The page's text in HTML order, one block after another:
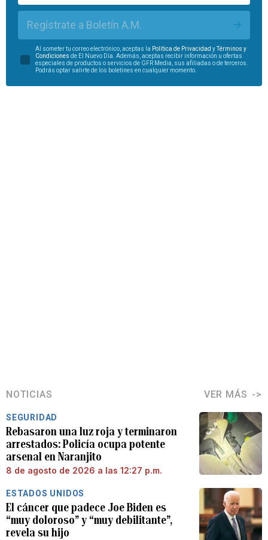
Regístrate a Boletín A.M.
Al someter tu correo electrónico, aceptas la Política de Privacidad yTérminos y
Condiciones de El Nuevo Día. Además, aceptas recibir información u ofertas
especiales de productos o servicios de GFR Media, sus afiliadas o de terceros.
Podrás optar salirte de los boletines en cualquier momento.
NOTICIAS VER MÁS
SEGURIDAD
Rebasaron una luz roja y terminaron
arrestados: Policía ocupa potente
arsenal en Naranjito
8 de agosto de 2026 a las 12:27 p.m.
ESTADOS UNIDOS
El cáncer que padece Joe Biden es
“muy doloroso” y “muy debilitante”,
revela su hijo